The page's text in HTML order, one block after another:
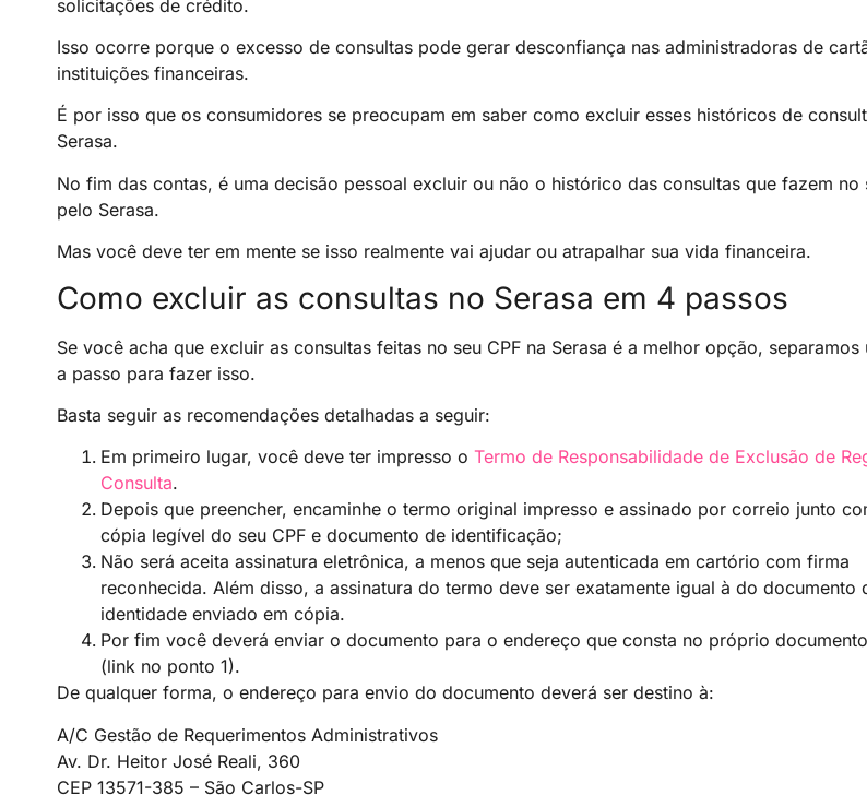
solicitações de crédito.
Isso ocorre porque o excesso de consultas pode gerar desconfiança nas administradoras de
instituições financeiras.
É por isso que os consumidores se preocupam em saber como excluir esses históricos de
Serasa.
No fim das contas, é uma decisão pessoal excluir ou não o histórico das consultas que fazem no
pelo Serasa.
Mas você deve ter em mente se isso realmente vai ajudar ou atrapalhar sua vida financeira.
Como excluir as consultas no Serasa em 4 passos
Se você acha que excluir as consultas feitas no seu CPF na Serasa é a melhor opção, separamos
a passo para fazer isso.
Basta seguir as recomendações detalhadas a seguir:
Em primeiro lugar, você deve ter impresso o Termo de Responsabilidade de Exclusão de
Consulta.
Depois que preencher, encaminhe o termo original impresso e assinado por correio junto
cópia legível do seu CPF e documento de identificação;
Não será aceita assinatura eletrônica, a menos que seja autenticada em cartório com firma
reconhecida. Além disso, a assinatura do termo deve ser exatamente igual à do documento
identidade enviado em cópia.
Por fim você deverá enviar o documento para o endereço que consta no próprio
(link no ponto 1).
De qualquer forma, o endereço para envio do documento deverá ser destino à:
A/C Gestão de Requerimentos Administrativos
Av. Dr. Heitor José Reali, 360
CEP 13571-385 – São Carlos-SP